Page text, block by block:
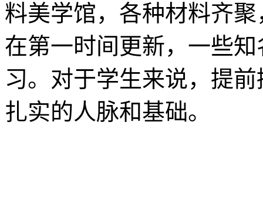
料美学馆，各种材料齐
在第一时间更新，一些
习。对于学生来说，提
扎实的人脉和基础。